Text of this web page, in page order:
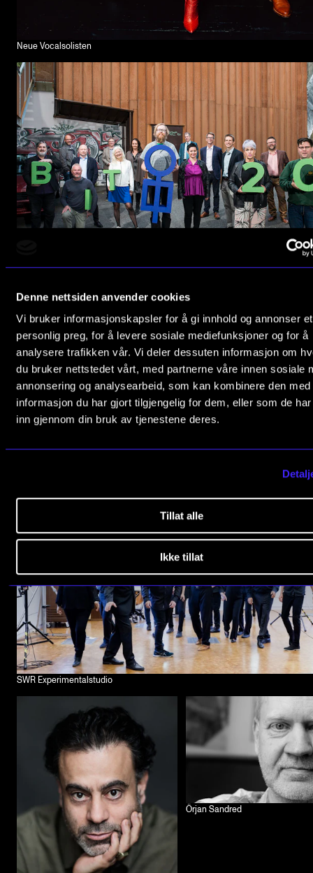
Denne nettsiden anvender cookies
Vi bruker informasjonskapsler for å gi innhold og annonser et
personlig preg, for å levere sosiale mediefunksjoner og for å
analysere trafikken vår. Vi deler dessuten informasjon om
du bruker nettstedet vårt, med partnerne våre innen sosiale
annonsering og analysearbeid, som kan kombinere den med
informasjon du har gjort tilgjengelig for dem, eller som de
inn gjennom din bruk av tjenestene deres.
Tillat alle
Ikke tillat
Neue Vocalsolisten
SWR Experimentalstudio
Örjan Sandred